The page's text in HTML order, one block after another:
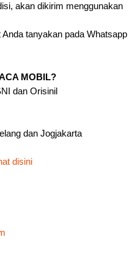
akan dikirim menggunakan
tanyakan pada Whatsapp
MOBIL?
dan Orisinil
dan Jogjakarta
disini